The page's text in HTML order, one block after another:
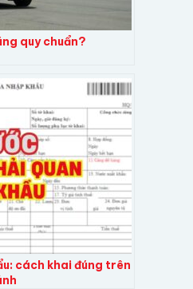
quy chuẩn?
cách khai đúng trên